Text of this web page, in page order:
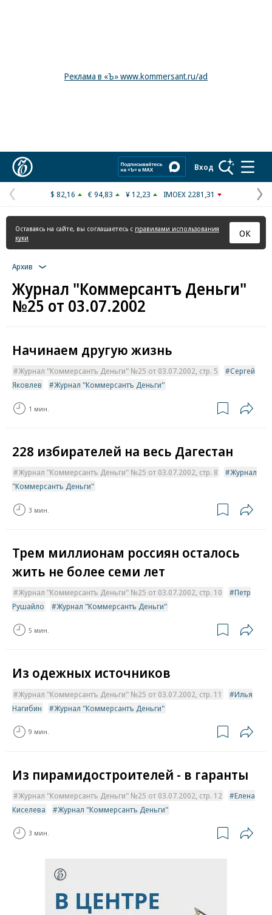
Реклама в «Ъ» www.kommersant.ru/ad
Вход
Предыдущая
страница
$ 82,16 € 94,83 ¥ 12,23 IMOEX 2281,31
Оставаясь на сайте, вы соглашаетесь с правилами использования
куки
ОК
Архив
Журнал "Коммерсантъ Деньги"
№25 от 03.07.2002
Начинаем другую жизнь
Журнал "Коммерсантъ Деньги" №25 от 03.07.2002, стр. 5
Сергей
Яковлев
Журнал "Коммерсантъ Деньги"
1 мин.
228 избирателей на весь Дагестан
Журнал "Коммерсантъ Деньги" №25 от 03.07.2002, стр. 8
Журнал
"Коммерсантъ Деньги"
3 мин.
Трем миллионам россиян осталось
жить не более семи лет
Журнал "Коммерсантъ Деньги" №25 от 03.07.2002, стр. 10
Петр
Рушайло
Журнал "Коммерсантъ Деньги"
5 мин.
Из одежных источников
Журнал "Коммерсантъ Деньги" №25 от 03.07.2002, стр. 11
Илья
Нагибин
Журнал "Коммерсантъ Деньги"
9 мин.
Из пирамидостроителей - в гаранты
Журнал "Коммерсантъ Деньги" №25 от 03.07.2002, стр. 12
Елена
Киселева
Журнал "Коммерсантъ Деньги"
3 мин.